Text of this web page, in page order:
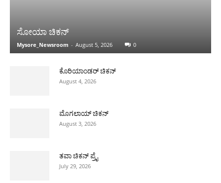
ಸೋಯಾ ಚಿಕನ್
Mysore_Newsroom - August 5, 2026 0
ಕೊರಿಯಾಂಡರ್ ಚಿಕನ್
August 4, 2026
ಮೊಗಲಾಯ್ ಚಿಕನ್
August 3, 2026
ತವಾ ಚಿಕನ್ ಪ್ರೈ
July 29, 2026